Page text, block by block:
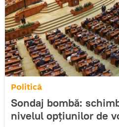
Politică
Sondaj bombă:
nivelul opțiunilor de